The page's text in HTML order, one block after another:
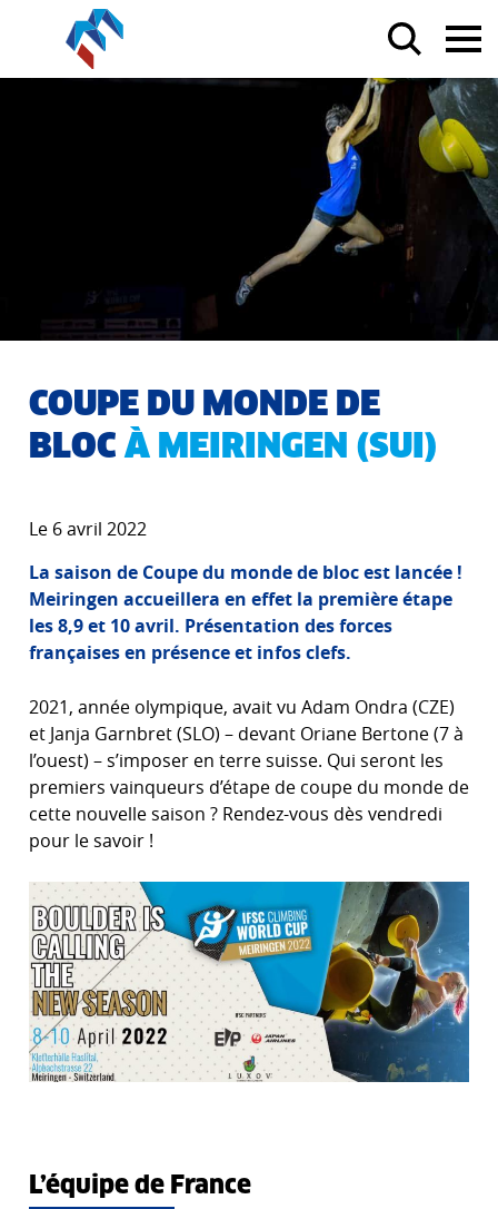
COUPE DU MONDE DE
BLOCÀ MEIRINGEN (SUI)
Le 6 avril 2022
La saison de Coupe du monde de bloc est lancée !
Meiringen accueillera en effet la première étape
les 8,9 et 10 avril. Présentation des forces
françaises en présence et infos clefs.
2021, année olympique, avait vu Adam Ondra (CZE)
et Janja Garnbret (SLO) – devant Oriane Bertone (7 à
l’ouest) – s’imposer en terre suisse. Qui seront les
premiers vainqueurs d’étape de coupe du monde de
cette nouvelle saison ? Rendez-vous dès vendredi
pour le savoir !
L’équipe de France